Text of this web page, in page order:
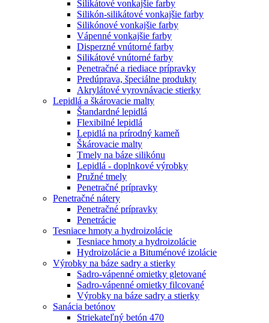
Silikátové vonkajšie farby
Silikón-silikátové vonkajšie farby
Silikónové vonkajšie farby
Vápenné vonkajšie farby
Disperzné vnútorné farby
Silikátové vnútorné farby
Penetračné a riediace prípravky
Predúprava, špeciálne produkty
Akrylátové vyrovnávacie stierky
Lepidlá a škárovacie malty
Štandardné lepidlá
Flexibilné lepidlá
Lepidlá na prírodný kameň
Škárovacie malty
Tmely na báze silikónu
Lepidlá - doplnkové výrobky
Pružné tmely
Penetračné prípravky
Penetračné nátery
Penetračné prípravky
Penetrácie
Tesniace hmoty a hydroizolácie
Tesniace hmoty a hydroizolácie
Hydroizolácie a Bituménové izolácie
Výrobky na báze sadry a stierky
Sadro-vápenné omietky gletované
Sadro-vápenné omietky filcované
Výrobky na báze sadry a stierky
Sanácia betónov
Striekateľný betón 470